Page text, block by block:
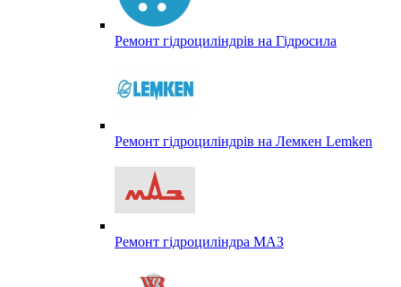
Ремонт гідроциліндрів на Гідросила
Ремонт гідроциліндрів на Лемкен Lemken
Ремонт гідроциліндра МАЗ